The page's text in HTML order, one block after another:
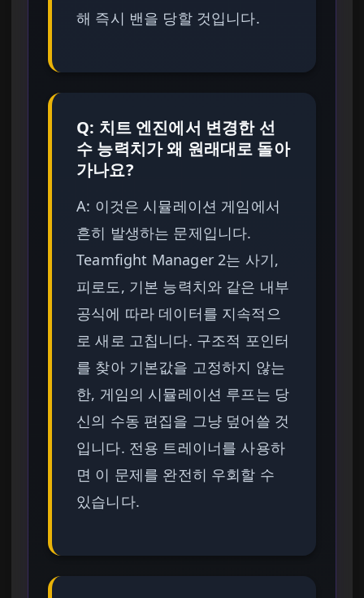
해 즉시 밴을 당할 것입니다.
Q: 치트 엔진에서 변경한 선
수 능력치가 왜 원래대로 돌아
가나요?
A: 이것은 시뮬레이션 게임에서
흔히 발생하는 문제입니다.
Teamfight Manager 2는 사기,
피로도, 기본 능력치와 같은 내부
공식에 따라 데이터를 지속적으
로 새로 고칩니다. 구조적 포인터
를 찾아 기본값을 고정하지 않는
한, 게임의 시뮬레이션 루프는 당
신의 수동 편집을 그냥 덮어쓸 것
입니다. 전용 트레이너를 사용하
면 이 문제를 완전히 우회할 수
있습니다.